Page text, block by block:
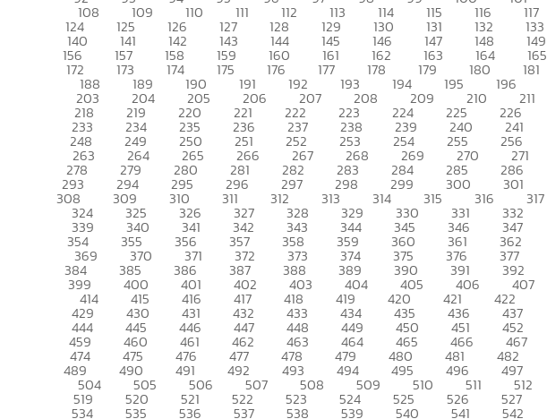
108 109 110 111 112 113 114 115 116 117
124 125 126 127 128 129 130 131 132 133
140 141 142 143 144 145 146 147 148 149
156 157 158 159 160 161 162 163 164 165
172 173 174 175 176 177 178 179 180 181
188 189 190 191 192 193 194 195 196
203 204 205 206 207 208 209 210 211
218 219 220 221 222 223 224 225 226
233 234 235 236 237 238 239 240 241
248 249 250 251 252 253 254 255 256
263 264 265 266 267 268 269 270 271
278 279 280 281 282 283 284 285 286
293 294 295 296 297 298 299 300 301
308 309 310 311 312 313 314 315 316 317
324 325 326 327 328 329 330 331 332
339 340 341 342 343 344 345 346 347
354 355 356 357 358 359 360 361 362
369 370 371 372 373 374 375 376 377
384 385 386 387 388 389 390 391 392
399 400 401 402 403 404 405 406 407
414 415 416 417 418 419 420 421 422
429 430 431 432 433 434 435 436 437
444 445 446 447 448 449 450 451 452
459 460 461 462 463 464 465 466 467
474 475 476 477 478 479 480 481 482
489 490 491 492 493 494 495 496 497
504 505 506 507 508 509 510 511 512
519 520 521 522 523 524 525 526 527
534 535 536 537 538 539 540 541 542